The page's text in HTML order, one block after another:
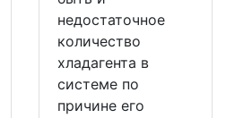
недостаточное
количество
хладагента в
системе по
причине его